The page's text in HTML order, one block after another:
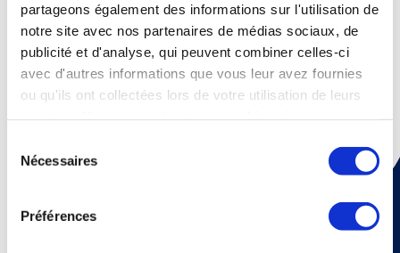
partageons également des informations sur l'utilisation de
notre site avec nos partenaires de médias sociaux, de
publicité et d'analyse, qui peuvent combiner celles-ci
avec d'autres informations que vous leur avez fournies
ou qu'ils ont collectées lors de votre utilisation de leurs
Nécessaires
Préférences
Cochez cette case si le patient est un enfant
Passer à l'étape suivante